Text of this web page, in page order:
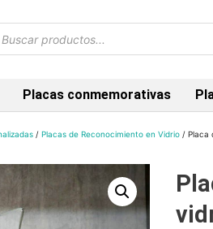
Placas conmemorativas
/ Placas de Reconocimiento en Vidrio / Placa